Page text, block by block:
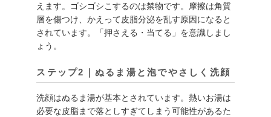
えます。ゴシゴシこするのは禁物です。摩擦は角質
層を傷つけ、かえって皮脂分泌を乱す原因になると
されています。「押さえる・当てる」を意識しまし
ょう。
ステップ2｜ぬるま湯と泡でやさしく洗顔
洗顔はぬるま湯が基本とされています。熱いお湯は
必要な皮脂まで落としすぎてしまう可能性があるた